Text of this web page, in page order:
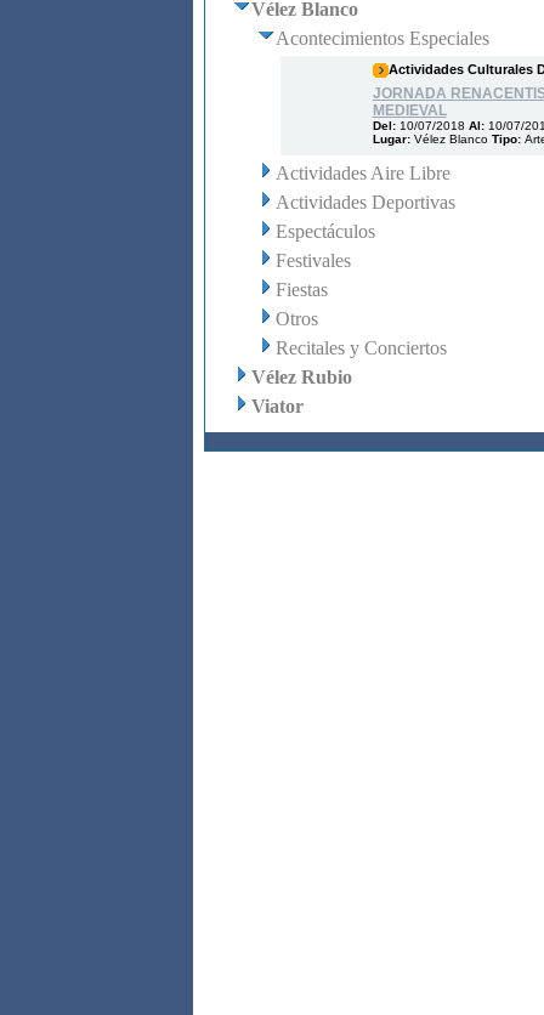
Vélez Blanco
Acontecimientos Especiales
Actividades Culturales
JORNADA
MEDIEVAL
Del: 10/07/2018 Al: 10/07/
Lugar: Vélez BlancoTipo:
Actividades Aire Libre
Actividades Deportivas
Espectáculos
Festivales
Fiestas
Otros
Recitales y Conciertos
Vélez Rubio
Viator